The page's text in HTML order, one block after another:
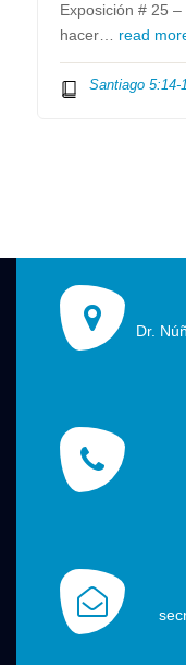
Exposición # 25
hacer… read
Santiago 5:14-
Dr.